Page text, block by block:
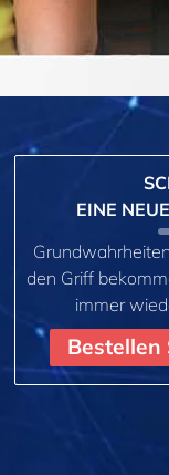
EINE
den Griff
immer
Bestellen